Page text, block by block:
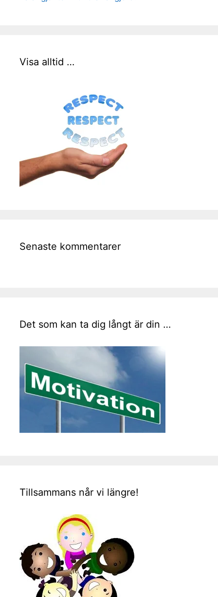
Visa alltid …
Senaste kommentarer
Det som kan ta dig långt är din …
Tillsammans når vi längre!